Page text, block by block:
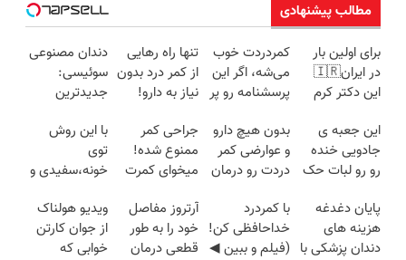
مطالب پیشنهادی
برای اولین بار
در ایران🇮🇷
این دکتر کرم
روزه ساخت!
کمردردت خوب
می‌شه، اگر این
پرسشنامه رو پر
تنها راه رهایی
از کمر درد بدون
نیاز به دارو!
دندان مصنوعی
سوئیسی:
جدیدترین
سبک و مقاوم |
پرداخت قسطی
این جعبه ی
جادویی خنده
رو رو لبات حک
خرید40%تخفیف
بدون هیچ دارو
و عوارضی کمر
دردت رو درمان
(پرسش‌نامه)
جراحی کمر
ممنوع شده!
میخوای کمرت
درمان کنی؟
((پرسش‌نامه))
با این روش
توی
خونه،سفیدی و
برگردون
(40%off)
پایان دغدغه
هزینه های
دندان پزشکی با
با کمردرد
خداحافظی کن!
(فیلم و ببین ◀
آرتروز مفاصل
خود را به طور
قطعی درمان
ویدیو هولناک
از جوان کارتن
خوابی که